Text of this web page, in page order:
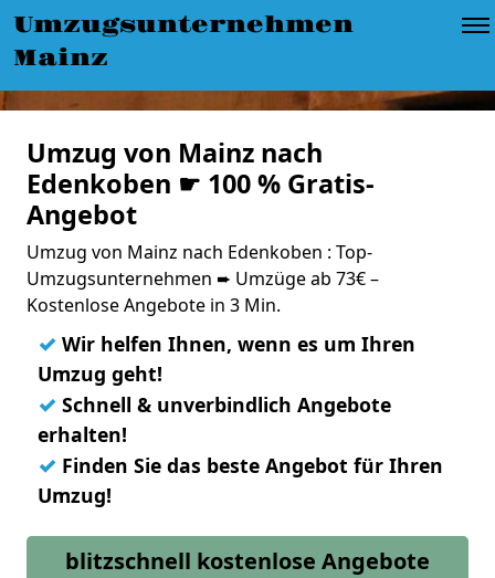
Umzugsunternehmen
Mainz
Umzug von Mainz nach
Edenkoben ☛ 100 % Gratis-
Angebot
Umzug von Mainz nach Edenkoben : Top-
Umzugsunternehmen ➨ Umzüge ab 73€ –
Kostenlose Angebote in 3 Min.
✓ Wir helfen Ihnen, wenn es um Ihren
Umzug geht!
✓ Schnell & unverbindlich Angebote
erhalten!
✓ Finden Sie das beste Angebot für Ihren
Umzug!
blitzschnell kostenlose Angebote